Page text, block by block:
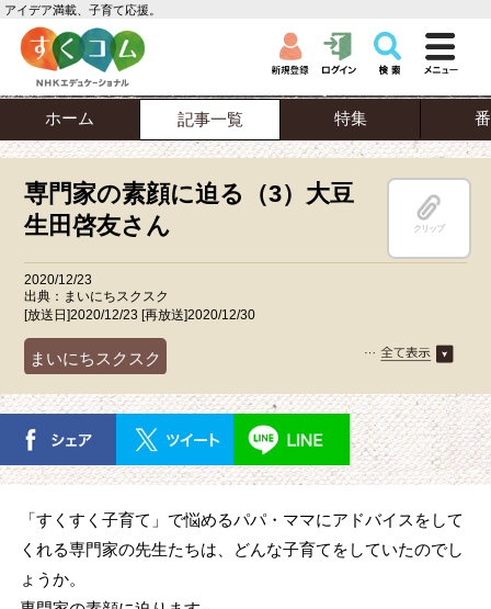
アイデア満載、子育て応援。
ホーム 記事一覧 特集
専門家の素顔に迫る（3）大豆
生田啓友さん
クリップ
2020/12/23
出典：まいにちスクスク
[放送日]2020/12/23 [再放送]2020/12/30
まいにちスクスク
「すくすく子育て」で悩めるパパ・ママにアドバイスをして
くれる専門家の先生たちは、どんな子育てをしていたのでし
ょうか。